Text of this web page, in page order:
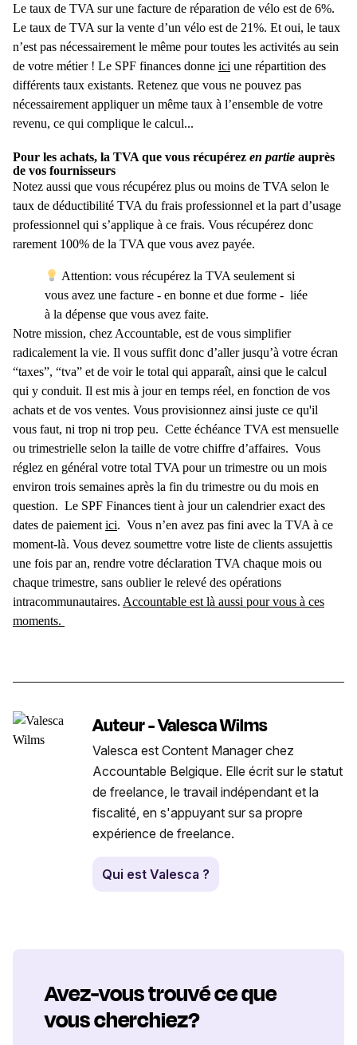
Le taux de TVA sur une facture de réparation de vélo est de 6%.
Le taux de TVA sur la vente d’un vélo est de 21%. Et oui, le taux
n’est pas nécessairement le même pour toutes les activités au sein
de votre métier ! Le SPF finances donne ici une répartition des
différents taux existants. Retenez que vous ne pouvez pas
nécessairement appliquer un même taux à l’ensemble de votre
revenu, ce qui complique le calcul...
Pour les achats, la TVA que vous récupérez en partie auprès
de vos fournisseurs
Notez aussi que vous récupérez plus ou moins de TVA selon le
taux de déductibilité TVA du frais professionnel et la part d’usage
professionnel qui s’applique à ce frais. Vous récupérez donc
rarement 100% de la TVA que vous avez payée.
Attention: vous récupérez la TVA seulement si
vous avez une facture - en bonne et due forme - liée
à la dépense que vous avez faite.
Notre mission, chez Accountable, est de vous simplifier
radicalement la vie. Il vous suffit donc d’aller jusqu’à votre écran
“taxes”, “tva” et de voir le total qui apparaît, ainsi que le calcul
qui y conduit. Il est mis à jour en temps réel, en fonction de vos
achats et de vos ventes. Vous provisionnez ainsi juste ce qu'il
vous faut, ni trop ni trop peu. Cette échéance TVA est mensuelle
ou trimestrielle selon la taille de votre chiffre d’affaires. Vous
réglez en général votre total TVA pour un trimestre ou un mois
environ trois semaines après la fin du trimestre ou du mois en
question. Le SPF Finances tient à jour un calendrier exact des
dates de paiement ici. Vous n’en avez pas fini avec la TVA à ce
moment-là. Vous devez soumettre votre liste de clients assujettis
une fois par an, rendre votre déclaration TVA chaque mois ou
chaque trimestre, sans oublier le relevé des opérations
intracommunautaires. Accountable est là aussi pour vous à ces
moments.
Auteur - Valesca Wilms
Valesca est Content Manager chez
Accountable Belgique. Elle écrit sur le statut
de freelance, le travail indépendant et la
fiscalité, en s'appuyant sur sa propre
expérience de freelance.
Qui est Valesca ?
Avez-vous trouvé ce que
vous cherchiez?